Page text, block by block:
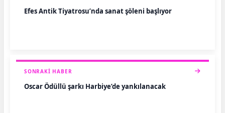
Efes Antik Tiyatrosu’nda sanat şöleni başlıyor
SONRAKI HABER
Oscar Ödüllü şarkı Harbiye’de yankılanacak